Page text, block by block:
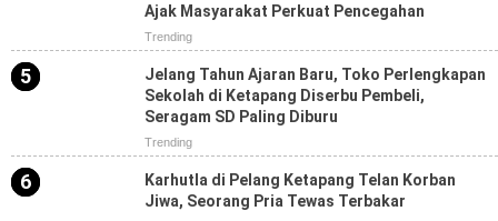
Ajak Masyarakat Perkuat Pencegahan
Trending
Jelang Tahun Ajaran Baru, Toko Perlengkapan
Sekolah di Ketapang Diserbu Pembeli,
Seragam SD Paling Diburu
Trending
Karhutla di Pelang Ketapang Telan Korban
Jiwa, Seorang Pria Tewas Terbakar